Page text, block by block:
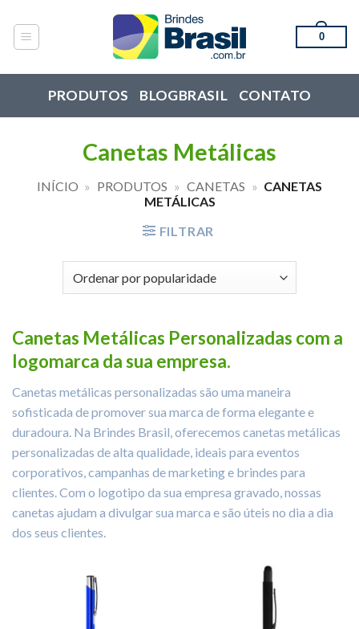
content
0
PRODUTOS BLOGBRASIL CONTATO
Canetas Metálicas
INÍCIO » PRODUTOS » CANETAS » CANETAS
METÁLICAS
FILTRAR
Canetas Metálicas Personalizadas com a
logomarca da sua empresa.
Canetas metálicas personalizadas são uma maneira
sofisticada de promover sua marca de forma elegante e
duradoura. Na Brindes Brasil, oferecemos canetas metálicas
personalizadas de alta qualidade, ideais para eventos
corporativos, campanhas de marketing e brindes para
clientes. Com o logotipo da sua empresa gravado, nossas
canetas ajudam a divulgar sua marca e são úteis no dia a dia
dos seus clientes.